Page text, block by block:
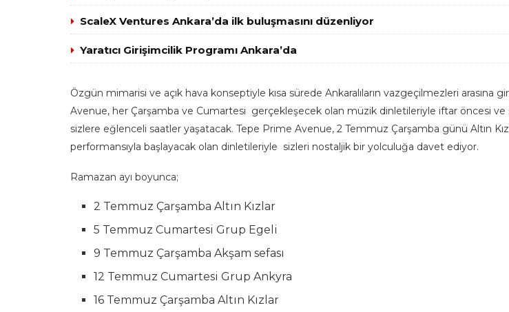
ScaleX Ventures Ankara’da ilk buluşmasını düzenliyor
Yaratıcı Girişimcilik Programı Ankara’da
Özgün mimarisi ve açık hava konseptiyle kısa sürede Ankaralıların vazgeçilmezleri arasına
Avenue, her Çarşamba ve Cumartesi gerçekleşecek olan müzik dinletileriyle iftar öncesi ve
sizlere eğlenceli saatler yaşatacak. Tepe Prime Avenue, 2 Temmuz Çarşamba günü Altın
performansıyla başlayacak olan dinletileriyle sizleri nostaljik bir yolculuğa davet ediyor.
Ramazan ayı boyunca;
2 Temmuz Çarşamba Altın Kızlar
5 Temmuz Cumartesi Grup Egeli
9 Temmuz Çarşamba Akşam sefası
12 Temmuz Cumartesi Grup Ankyra
16 Temmuz Çarşamba Altın Kızlar